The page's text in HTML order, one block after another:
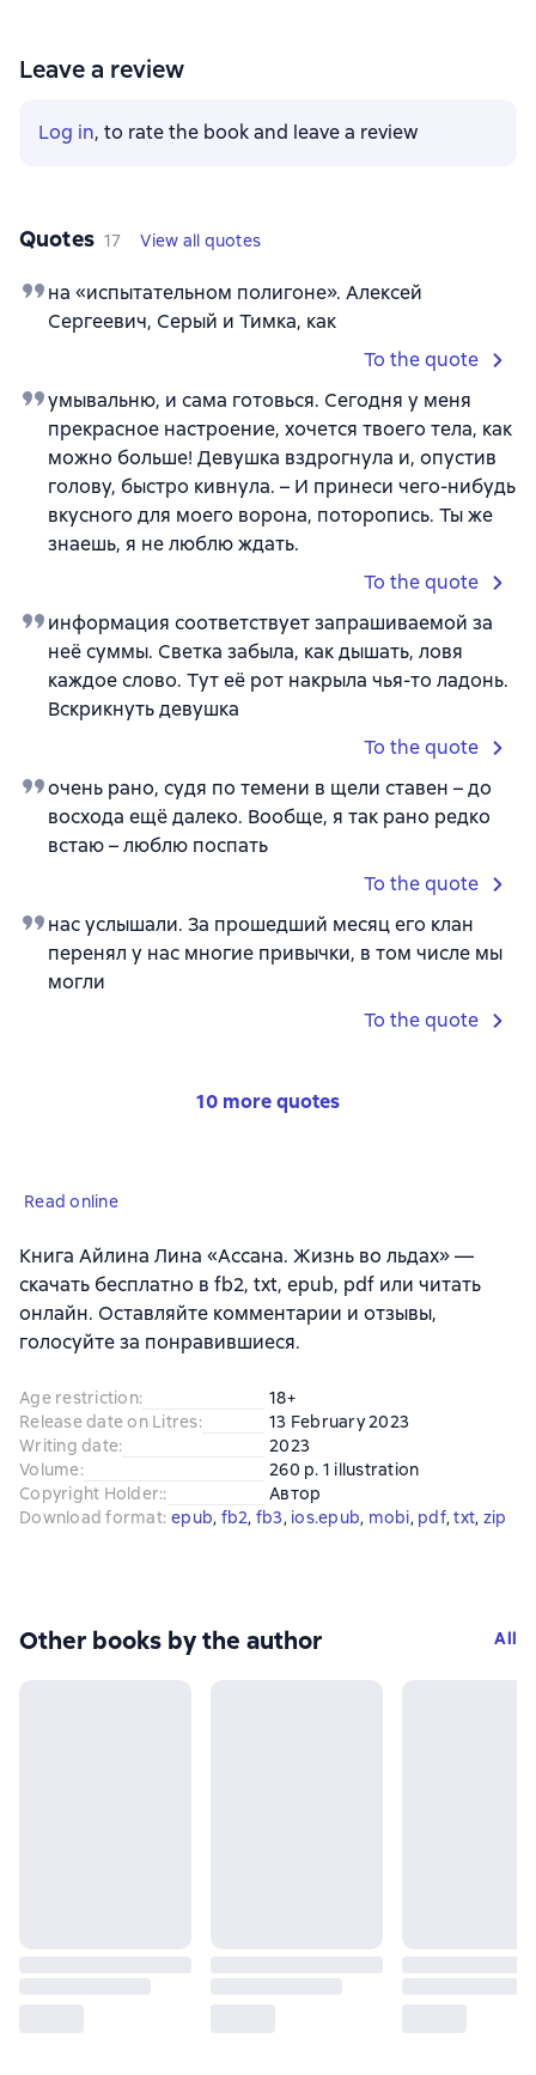
Leave a review
Log in, to rate the book and leave a review
Quotes 17 View all quotes
на «испытательном полигоне». Алексей
Сергеевич, Серый и Тимка, как
To the quote
умывальню, и сама готовься. Сегодня у меня
прекрасное настроение, хочется твоего тела, как
можно больше! Девушка вздрогнула и, опустив
голову, быстро кивнула. – И принеси чего-нибудь
вкусного для моего ворона, поторопись. Ты же
знаешь, я не люблю ждать.
To the quote
информация соответствует запрашиваемой за
неё суммы. Светка забыла, как дышать, ловя
каждое слово. Тут её рот накрыла чья-то ладонь.
Вскрикнуть девушка
To the quote
очень рано, судя по темени в щели ставен – до
восхода ещё далеко. Вообще, я так рано редко
встаю – люблю поспать
To the quote
нас услышали. За прошедший месяц его клан
перенял у нас многие привычки, в том числе мы
могли
To the quote
10 more quotes
Read online
Книга Айлина Лина «Ассана. Жизнь во льдах» —
скачать бесплатно в fb2, txt, epub, pdf или читать
онлайн. Оставляйте комментарии и отзывы,
голосуйте за понравившиеся.
Age restriction:
18+
Release date on Litres:
13 February 2023
Writing date:
2023
Volume:
260 p. 1 illustration
Copyright Holder::
Автор
Download format: epub, fb2, fb3, ios.epub, mobi, pdf, txt, zip
Other books by the author All